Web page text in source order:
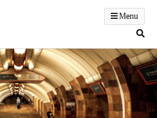
Menu